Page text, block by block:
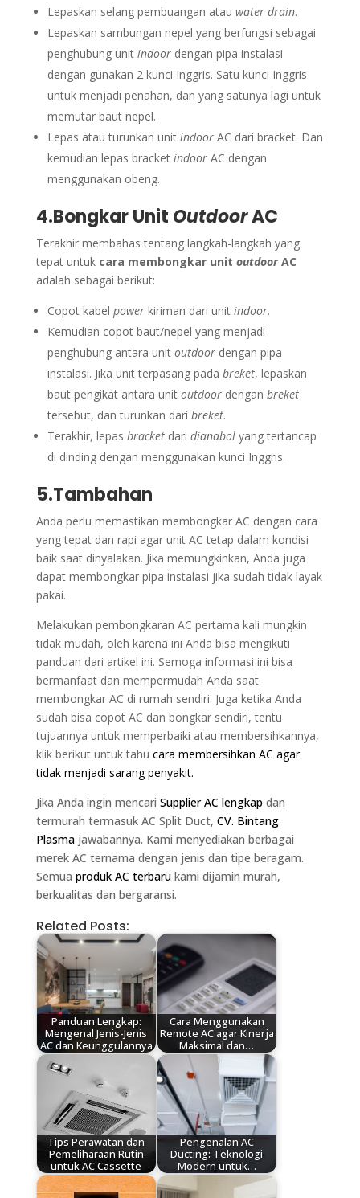
Lepaskan selang pembuangan atau water drain.
Lepaskan sambungan nepel yang berfungsi sebagai
penghubung unit indoordengan pipa instalasi
dengan gunakan 2 kunci Inggris. Satu kunci Inggris
untuk menjadi penahan, dan yang satunya lagi untuk
memutar baut nepel.
Lepas atau turunkan unit indoorAC dari bracket. Dan
kemudian lepas bracket indoorAC dengan
menggunakan obeng.
4.Bongkar Unit OutdoorAC
Terakhir membahas tentang langkah-langkah yang
tepat untuk cara membongkar unit outdoorAC
adalah sebagai berikut:
Copot kabel powerkiriman dari unit indoor.
Kemudian copot baut/nepel yang menjadi
penghubung antara unit outdoordengan pipa
instalasi. Jika unit terpasang pada breket, lepaskan
baut pengikat antara unit outdoordengan breket
tersebut, dan turunkan dari breket.
Terakhir, lepas bracketdari dianabolyang tertancap
di dinding dengan menggunakan kunci Inggris.
5.Tambahan
Anda perlu memastikan membongkar AC dengan cara
yang tepat dan rapi agar unit AC tetap dalam kondisi
baik saat dinyalakan. Jika memungkinkan, Anda juga
dapat membongkar pipa instalasi jika sudah tidak layak
pakai.
Melakukan pembongkaran AC pertama kali mungkin
tidak mudah, oleh karena ini Anda bisa mengikuti
panduan dari artikel ini. Semoga informasi ini bisa
bermanfaat dan mempermudah Anda saat
membongkar AC di rumah sendiri. Juga ketika Anda
sudah bisa copot AC dan bongkar sendiri, tentu
tujuannya untuk memperbaiki atau membersihkannya,
klik berikut untuk tahu cara membersihkan AC agar
tidak menjadi sarang penyakit.
Jika Anda ingin mencari Supplier AC lengkap dan
termurah termasuk AC Split Duct, CV. Bintang
Plasmajawabannya. Kami menyediakan berbagai
merek AC ternama dengan jenis dan tipe beragam.
Semua produk AC terbaru kami dijamin murah,
berkualitas dan bergaransi.
Related Posts:
Panduan Lengkap:
Mengenal Jenis-Jenis
AC dan Keunggulannya
Cara Menggunakan
Remote AC agar Kinerja
Maksimal dan…
Tips Perawatan dan
Pemeliharaan Rutin
untuk AC Cassette
Pengenalan AC
Ducting: Teknologi
Modern untuk…